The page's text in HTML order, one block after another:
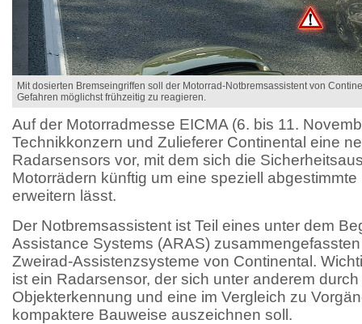
Mit dosierten Bremseingriffen soll der Motorrad-Notbremsassistent von
Gefahren möglichst frühzeitig zu reagieren.
Auf der Motorradmesse EICMA (6. bis 11.
Technikkonzern und Zulieferer Continental eine
Radarsensors vor, mit dem sich die
Motorrädern künftig um eine speziell
erweitern lässt.
Der Notbremsassistent ist Teil eines unter dem
Assistance Systems (ARAS)
Zweirad-Assistenzsysteme von Continental.
ist ein Radarsensor, der sich unter anderem
Objekterkennung und eine im Vergleich zu
kompaktere Bauweise auszeichnen soll.